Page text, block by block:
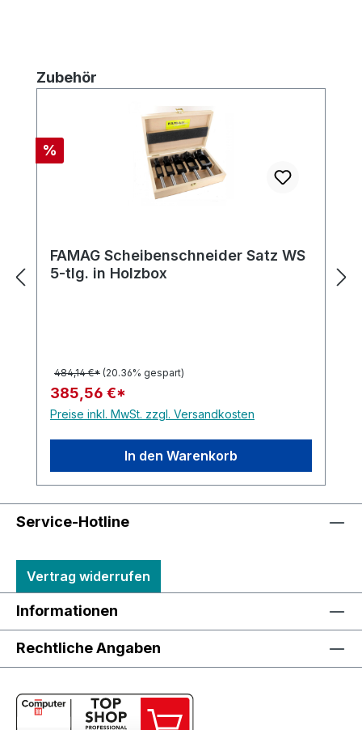
Produktgalerie überspringen
Zubehör
Rabatt
%
FAMAG Scheibenschneider Satz WS
5-tlg. in Holzbox
484,14 €* (20.36% gespart)
385,56 €*
Preise inkl. MwSt. zzgl. Versandkosten
In den Warenkorb
Service-Hotline
Vertrag widerrufen
Informationen
Rechtliche Angaben